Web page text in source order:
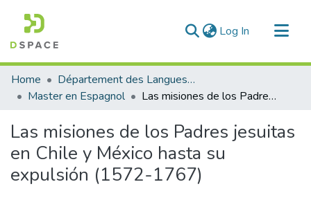
Log In (current)
Communities & Collections
All of DSpace
Home
Département des Langues étrangères
Master en Espagnol
Las misiones de los Padres jesuitas en Chile y México hasta su expulsión (1572-1767)
Las misiones de los Padres jesuitas
en Chile y México hasta su
expulsión (1572-1767)